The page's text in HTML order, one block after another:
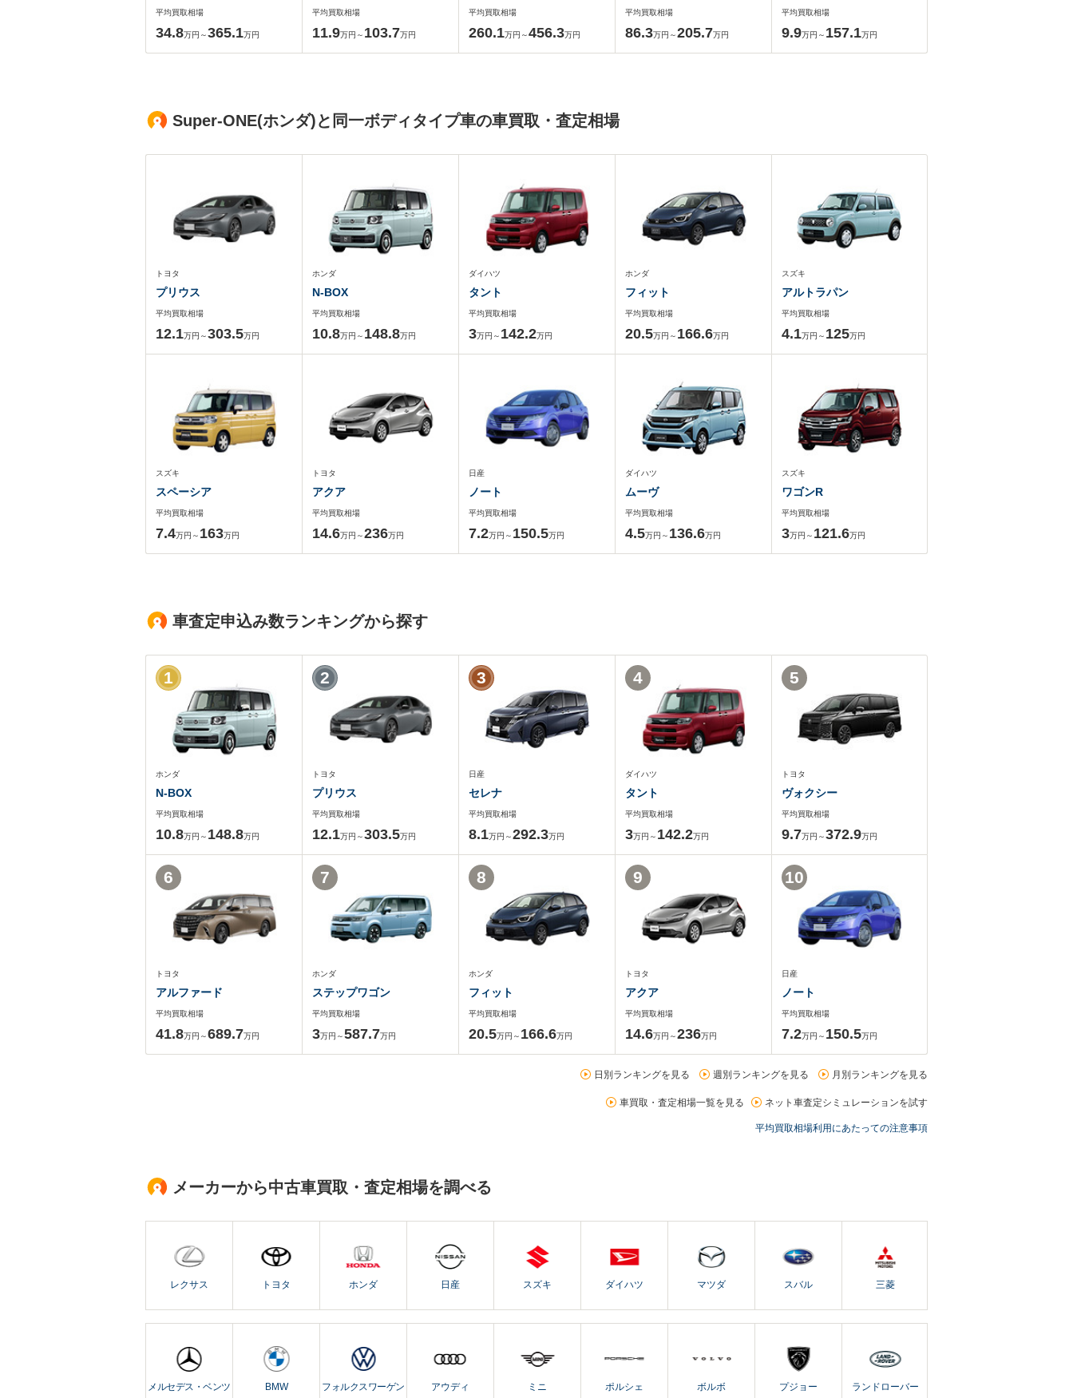
平均買取相場
34.8万円～365.1万円
平均買取相場
11.9万円～ 103.7万円
平均買取相場
260.1万円～456.3万円
平均買取相場
86.3万円～205.7万円
平均買取相場
9.9万円～ 157.1万円
Super-ONE(ホンダ)と同一ボディタイプ車の車買取・査定相場
トヨタ
プリウス
平均買取相場
12.1万円～303.5万円
ホンダ
N-BOX
平均買取相場
10.8万円～ 148.8万円
ダイハツ
タント
平均買取相場
3万円～ 142.2万円
ホンダ
フィット
平均買取相場
20.5万円～ 166.6万円
スズキ
アルトラパン
平均買取相場
4.1万円～ 125万円
スズキ
スペーシア
平均買取相場
7.4万円～ 163万円
トヨタ
アクア
平均買取相場
14.6万円～236万円
日産
ノート
平均買取相場
7.2万円～ 150.5万円
ダイハツ
ムーヴ
平均買取相場
4.5万円～ 136.6万円
スズキ
ワゴンR
平均買取相場
3万円～ 121.6万円
車査定申込み数ランキングから探す
ホンダ
N-BOX
平均買取相場
10.8万円～ 148.8万円
1
トヨタ
プリウス
平均買取相場
12.1万円～303.5万円
2
日産
セレナ
平均買取相場
8.1万円～292.3万円
3
ダイハツ
タント
平均買取相場
3万円～ 142.2万円
4
トヨタ
ヴォクシー
平均買取相場
9.7万円～372.9万円
5
トヨタ
アルファード
平均買取相場
41.8万円～689.7万円
6
ホンダ
ステップワゴン
平均買取相場
3万円～587.7万円
7
ホンダ
フィット
平均買取相場
20.5万円～ 166.6万円
8
トヨタ
アクア
平均買取相場
14.6万円～236万円
9
日産
ノート
平均買取相場
7.2万円～ 150.5万円
10
日別ランキングを見る 週別ランキングを見る 月別ランキングを見る
車買取・査定相場一覧を見る ネット車査定シミュレーションを試す
平均買取相場利用にあたっての注意事項
メーカーから中古車買取・査定相場を調べる
レクサス トヨタ ホンダ 日産 スズキ ダイハツ マツダ スバル 三菱
メルセデス・ベンツ BMW フォルクスワーゲン アウディ ミニ ポルシェ ボルボ プジョー ランドローバー